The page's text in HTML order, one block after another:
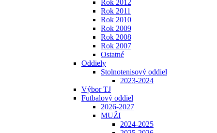
Rok 2012
Rok 2011
Rok 2010
Rok 2009
Rok 2008
Rok 2007
Ostatné
Oddiely
Stolnotenisový oddiel
2023-2024
Výbor TJ
Futbalový oddiel
2026-2027
MUŽI
2024-2025